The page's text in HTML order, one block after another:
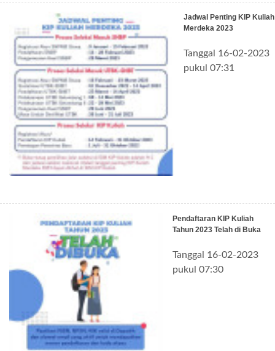
Jadwal Penting KIP Kuliah
Merdeka 2023
Tanggal 16-02-2023
pukul 07:31
Pendaftaran KIP Kuliah
Tahun 2023 Telah di Buka
Tanggal 16-02-2023
pukul 07:30